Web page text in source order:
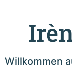
Willkommen